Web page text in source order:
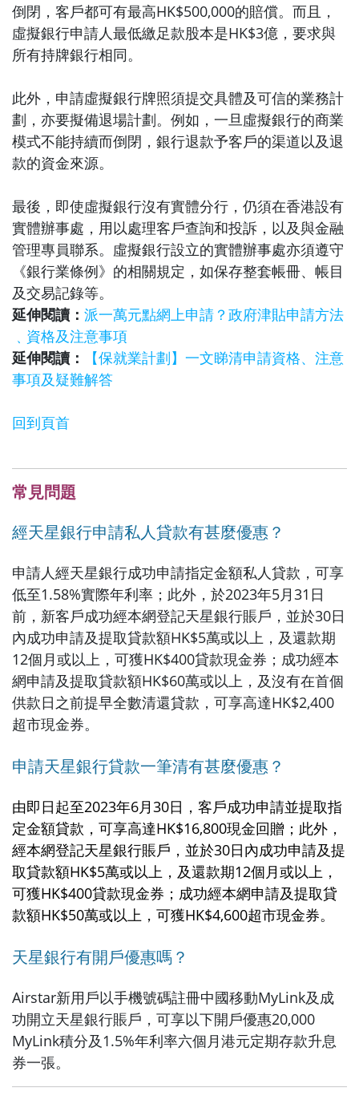
倒閉，客戶都可有最高HK$500,000的賠償。而且，
虛擬銀行申請人最低繳足款股本是HK$3億，要求與
所有持牌銀行相同。
此外，申請虛擬銀行牌照須提交具體及可信的業務計
劃，亦要擬備退場計劃。例如，一旦虛擬銀行的商業
模式不能持續而倒閉，銀行退款予客戶的渠道以及退
款的資金來源。
最後，即使虛擬銀行沒有實體分行，仍須在香港設有
實體辦事處，用以處理客戶查詢和投訴，以及與金融
管理專員聯系。虛擬銀行設立的實體辦事處亦須遵守
《銀行業條例》的相關規定，如保存整套帳冊、帳目
及交易記錄等。
延伸閱讀： 派一萬元點網上申請？政府津貼申請方法
﹑資格及注意事項
延伸閱讀：
【保就業計劃】一文睇清申請資格、注意
事項及疑難解答
回到頁首
常見問題
經天星銀行申請私人貸款有甚麼優惠？
申請人經天星銀行成功申請指定金額私人貸款，可享
低至1.58%實際年利率；此外，於2023年5月31日
前，新客戶成功經本網登記天星銀行賬戶，並於30日
內成功申請及提取貸款額HK$5萬或以上，及還款期
12個月或以上，可獲HK$400貸款現金券；成功經本
網申請及提取貸款額HK$60萬或以上，及沒有在首個
供款日之前提早全數清還貸款，可享高達HK$2,400
超市現金券。
申請天星銀行貸款一筆清有甚麼優惠？
由即日起至2023年6月30日，客戶成功申請並提取指
定金額貸款，可享高達HK$16,800現金回贈；此外，
經本網登記天星銀行賬戶，並於30日內成功申請及提
取貸款額HK$5萬或以上，及還款期12個月或以上，
可獲HK$400貸款現金券；成功經本網申請及提取貸
款額HK$50萬或以上，可獲HK$4,600超市現金券。
天星銀行有開戶優惠嗎？
Airstar新用戶以手機號碼註冊中國移動MyLink及成
功開立天星銀行賬戶，可享以下開戶優惠20,000
MyLink積分及1.5%年利率六個月港元定期存款升息
券一張。